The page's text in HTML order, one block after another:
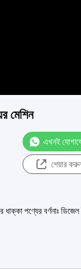
মেশিন
এখনই
শেয়ার
পণ্যের বর্ণনাঃ ডিজেল